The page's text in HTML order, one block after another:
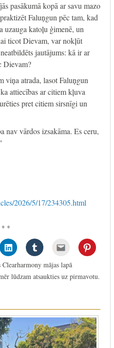
pasākumā kopā ar savu mazo
Faluņgun pēc tam, kad
uzauga katoļu ģimenē, un
ticot Dievam, var nokļūt
jautājums: kā ir ar
Dievam?
viņa atrada, lasot Faluņgun
attiecības ar citiem kļuva
pret citiem sirsnīgi un
nav vārdos izsakāma. Es ceru,
2026/5/17/234305.html
* *
mājas lapā
lūdzam atsaukties uz pirmavotu.